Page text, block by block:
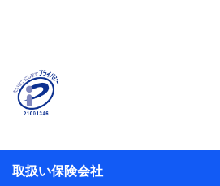
名、住所、生年月日、性別、保険
係、保険加入の目的、保険商品の
のお支払方法、車のメーカーや走
ル内容や送信履歴の情報及び保険
取扱い保険会社